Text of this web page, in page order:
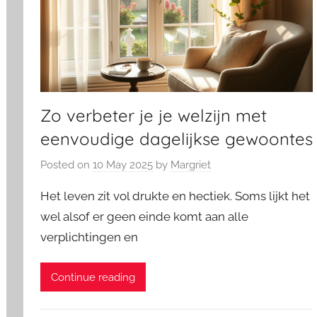
Zo verbeter je je welzijn met
eenvoudige dagelijkse gewoontes
Posted on10 May 2025 by Margriet
Het leven zit vol drukte en hectiek. Soms lijkt het
wel alsof er geen einde komt aan alle
verplichtingen en
Continue reading